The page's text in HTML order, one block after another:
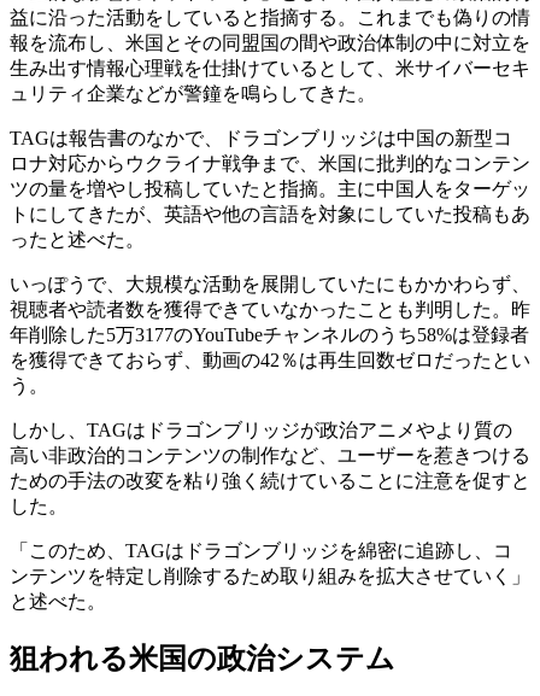
益に沿った活動をしていると指摘する。これまでも偽りの情
報を流布し、米国とその同盟国の間や政治体制の中に対立を
生み出す情報心理戦を仕掛けているとして、米サイバーセキ
ュリティ企業などが警鐘を鳴らしてきた。
TAGは報告書のなかで、ドラゴンブリッジは中国の新型コ
ロナ対応からウクライナ戦争まで、米国に批判的なコンテン
ツの量を増やし投稿していたと指摘。主に中国人をターゲッ
トにしてきたが、英語や他の言語を対象にしていた投稿もあ
ったと述べた。
いっぽうで、大規模な活動を展開していたにもかかわらず、
視聴者や読者数を獲得できていなかったことも判明した。昨
年削除した5万3177のYouTubeチャンネルのうち58%は登録者
を獲得できておらず、動画の42％は再生回数ゼロだったとい
う。
しかし、TAGはドラゴンブリッジが政治アニメやより質の
高い非政治的コンテンツの制作など、ユーザーを惹きつける
ための手法の改変を粘り強く続けていることに注意を促すと
した。
「このため、TAGはドラゴンブリッジを綿密に追跡し、コ
ンテンツを特定し削除するため取り組みを拡大させていく」
と述べた。
狙われる米国の政治システム